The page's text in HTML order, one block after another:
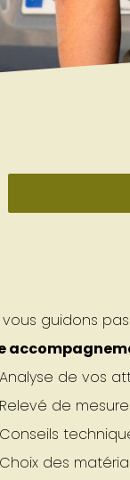
vous guidons
Analyse de vos
Relevé de
Conseils
Choix des